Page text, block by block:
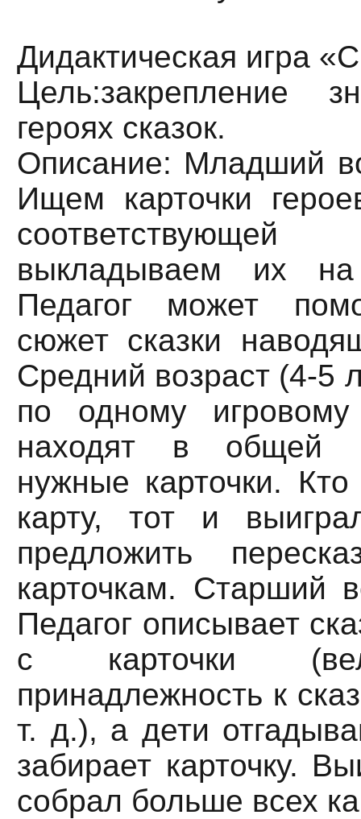
Дидактическая игра
Цель:закрепление
героях сказок.
Описание: Младший
Ищем карточки
выкладываем их
Педагог может
сюжет сказки
Средний возраст (4-5
по одному
находят в общей
нужные карточки.
карту, тот и
предложить
карточкам. Старший
Педагог описывает
с карточки
принадлежность к
т. д.), а дети
забирает карточку.
собрал больше всех